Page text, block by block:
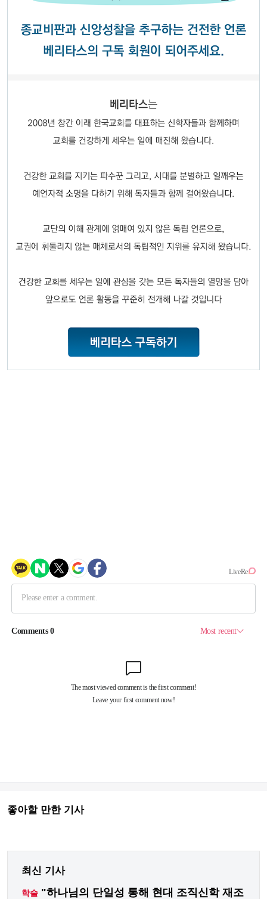
좋아할 만한 기사
최신 기사
학술 "하나님의 단일성 통해 현대 조직신학 재조